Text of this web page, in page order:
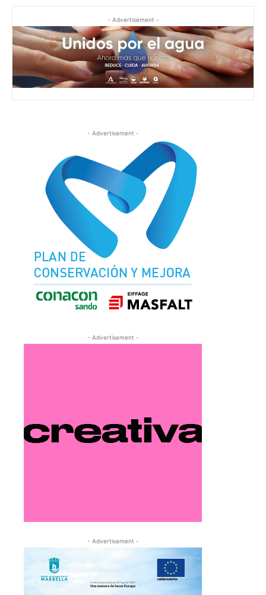
- Advertisement -
- Advertisement -
- Advertisement -
- Advertisement -